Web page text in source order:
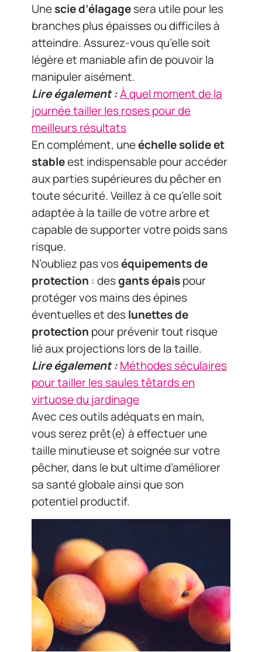
Unescie d’élagagesera utile pour les
branches plus épaisses ou difficiles à
atteindre. Assurez-vous qu’elle soit
légère et maniable afin de pouvoir la
manipuler aisément.
Lire également :À quel moment de la
journée tailler les roses pour de
meilleurs résultats
En complément, uneéchelle solide et
stableest indispensable pour accéder
aux parties supérieures du pêcher en
toute sécurité. Veillez à ce qu’elle soit
adaptée à la taille de votre arbre et
capable de supporter votre poids sans
risque.
N’oubliez pas voséquipements de
protection : desgants épaispour
protéger vos mains des épines
éventuelles et deslunettes de
protection pour prévenir tout risque
lié aux projections lors de la taille.
Lire également :Méthodes séculaires
pour tailler les saules têtards en
virtuose du jardinage
Avec ces outils adéquats en main,
vous serez prêt(e) à effectuer une
taille minutieuse et soignée sur votre
pêcher, dans le but ultime d’améliorer
sa santé globale ainsi que son
potentiel productif.